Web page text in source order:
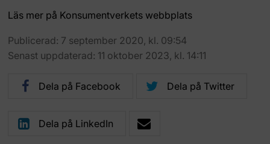
Läs mer på Konsumentverkets webbplats
Publicerad: 7 september 2020, kl. 09:54
Senast uppdaterad: 11 oktober 2023, kl. 14:11
Dela på Facebook Dela på Twitter
Dela på LinkedIn